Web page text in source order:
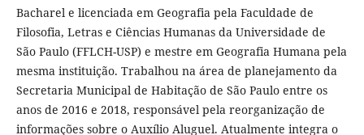
Bacharel e licenciada em Geografia pela Faculdade de
Filosofia, Letras e Ciências Humanas da Universidade de
São Paulo (FFLCH-USP) e mestre em Geografia Humana pela
mesma instituição. Trabalhou na área de planejamento da
Secretaria Municipal de Habitação de São Paulo entre os
anos de 2016 e 2018, responsável pela reorganização de
informações sobre o Auxílio Aluguel. Atualmente integra o